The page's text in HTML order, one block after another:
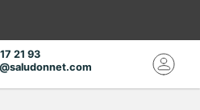
21 93